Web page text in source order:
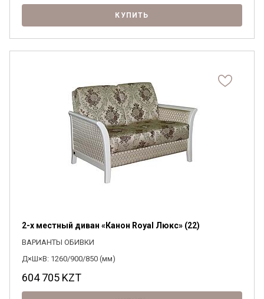
КУПИТЬ
2-х местный диван «Канон Royal Люкс» (22)
ВАРИАНТЫ ОБИВКИ
Д×Ш×В: 1260/900/850 (мм)
604 705 KZT